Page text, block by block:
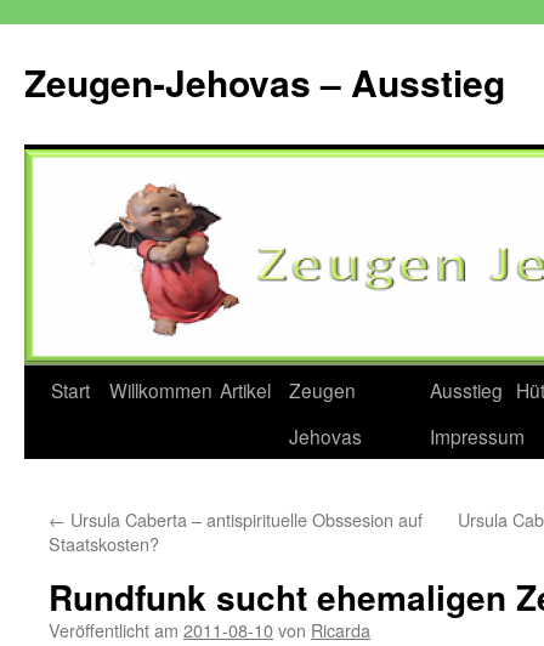
springen
Zeugen-Jehovas – Ausstieg
Start Willkommen Artikel
Zeugen
Jehovas
Ausstieg
Impressum
← Ursula Caberta – antispirituelle Obssesion auf
Staatskosten?
Ursula
Rundfunk sucht ehemaligen
Veröffentlicht am 2011-08-10von Ricarda